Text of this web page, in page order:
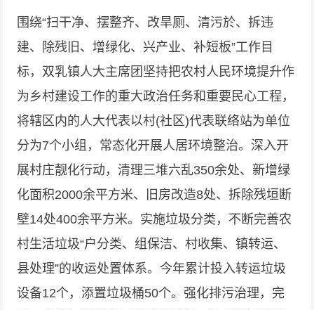
围绕“扫干净、摆整齐、改旱厕、清污於、拆违
建、除残旧、增绿化、兴产业、补短板”工作目
标，双乳镇人大主席团坚持把农村人民环境提升作
为乡村建设工作的重大政治任务和重要民心工程，
将辖区内的人大代表以村(社区)代表联络站为单位
分为7个小组，常态化开展人居环境整治。深入开
展村庄靓化行动，清理三堆六乱350余处、新增绿
化面积2000余平方米、旧房改造8处、拆除残垣断
壁14处400余平方米。实施垃圾分类，不断完善农
村生活垃圾“户分类、组保洁、村收集、镇转运、
县处理”的收运处置体系。今年累计投入转运垃圾
设备12个，添置垃圾桶50个。强化排污治理，完